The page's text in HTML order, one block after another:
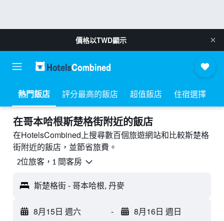
價格以TWD顯示
熱門飯店 評分最高的飯店 超值飯店 住宿選擇
​在哥本哈根斯楚格街附近​的飯店
在HotelsCombined上搜尋數百個旅遊網站和比較斯楚格
街附近的飯店，並節省旅費。
2位旅客，1 間客房
斯楚格街 - 哥本哈根, 丹麥
8月15日 週六 - 8月16日 週日